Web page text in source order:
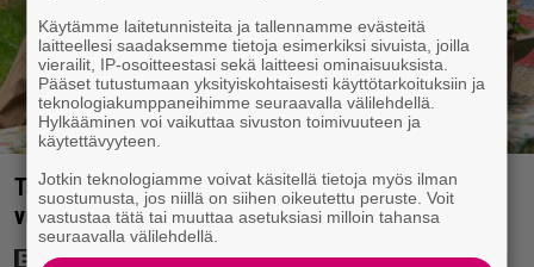
Tänään tv:ssä: Koskettava kotimainen elokuva
vuodelta 2020 – ”Tehty isolla sydämellä”
Käytämme laitetunnisteita ja tallennamme evästeitä
laitteellesi saadaksemme tietoja esimerkiksi sivuista, joilla
vierailit, IP-osoitteestasi sekä laitteesi ominaisuuksista.
Pääset tutustumaan yksityiskohtaisesti käyttötarkoituksiin ja
teknologiakumppaneihimme seuraavalla välilehdellä.
Hylkääminen voi vaikuttaa sivuston toimivuuteen ja
käytettävyyteen.
Jotkin teknologiamme voivat käsitellä tietoja myös ilman
suostumusta, jos niillä on siihen oikeutettu peruste. Voit
vastustaa tätä tai muuttaa asetuksiasi milloin tahansa
seuraavalla välilehdellä.